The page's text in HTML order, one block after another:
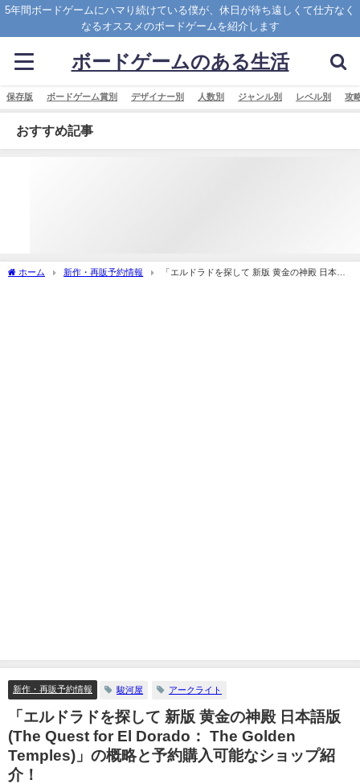
5年間ボードゲームにハマり続けている僕が、休日が待ち遠しくて仕方なく
なるオススメのボードゲームを紹介します
ボードゲームのある生活
保存版 ボードゲーム賞別 デザイナー別 人数別 ジャンル別 レベル別 攻
おすすめ記事
ホーム 新作・再販予約情報
「エルドラドを探して 新版 黄金の神殿 日本語
新作・再販予約情報 駿河屋 アークライト
「エルドラドを探して 新版 黄金の神殿 日本語版
(The Quest for El Dorado： The Golden
Temples)」の概略と予約購入可能なショップ紹
介！